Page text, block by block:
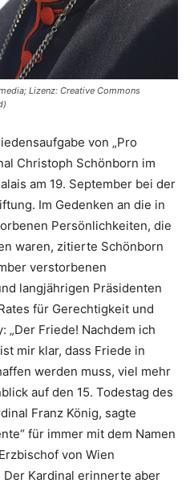
Lizenz: Creative Commons
von „Pro
Christoph Schönborn im
am 19. September bei der
Im Gedenken an die in
Persönlichkeiten, die
waren, zitierte Schönborn
verstorbenen
langjährigen Präsidenten
für Gerechtigkeit und
„Der Friede! Nachdem ich
mir klar, dass Friede in
werden muss, viel mehr
auf den 15. Todestag des
Franz König, sagte
für immer mit dem Namen
von Wien
Kardinal erinnerte aber